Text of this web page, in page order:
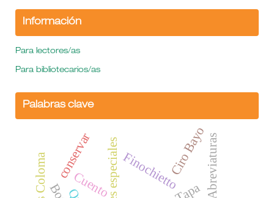
Información
Para lectores/as
Para bibliotecarios/as
Palabras clave
Tapa
Cuento Finochietto Abreviaturas
conservar Ciro Bayo